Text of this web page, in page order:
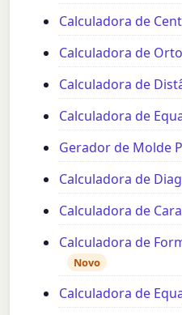
Calculadora de
Calculadora de
Calculadora de
Calculadora de
Gerador de Molde
Calculadora de
Calculadora de
Calculadora de
Novo
Calculadora de